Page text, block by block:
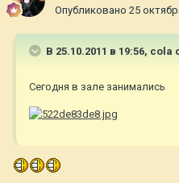
Опубликовано 25
В 25.10.2011 в 19:56, cola
Сегодня в зале занимались